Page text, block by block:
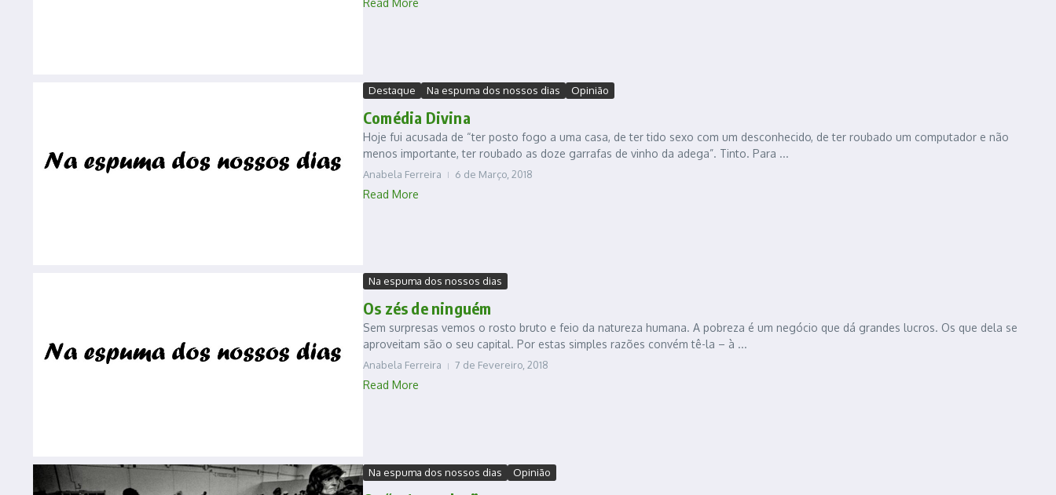
Read More
Destaque Na espuma dos nossos dias Opinião
Comédia Divina
Hoje fui acusada de “ter posto fogo a uma casa, de ter tido sexo com um desconhecido, de ter roubado um computador e não
menos importante, ter roubado as doze garrafas de vinho da adega”. Tinto. Para ...
Anabela Ferreira 6 de Março, 2018
Read More
Na espuma dos nossos dias
Os zés de ninguém
Sem surpresas vemos o rosto bruto e feio da natureza humana. A pobreza é um negócio que dá grandes lucros. Os que dela se
aproveitam são o seu capital. Por estas simples razões convém tê-la – à ...
Anabela Ferreira 7 de Fevereiro, 2018
Read More
Na espuma dos nossos dias Opinião